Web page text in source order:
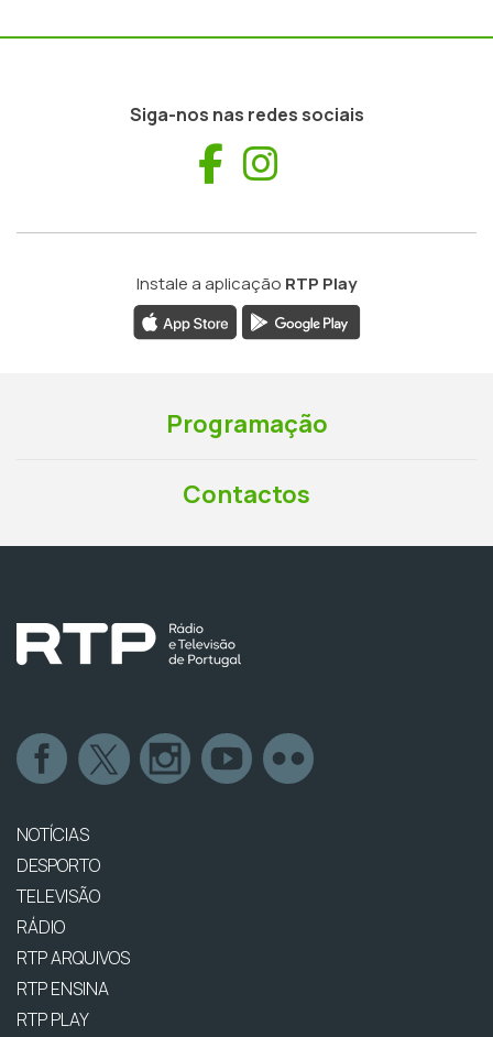
Siga-nos nas redes sociais
Facebook
Instale a aplicação RTP Play
Programação
Contactos
NOTÍCIAS
DESPORTO
TELEVISÃO
RÁDIO
RTP ARQUIVOS
RTP ENSINA
RTP PLAY